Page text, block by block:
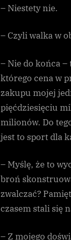
– Niestety nie.
– Czyli walka w
– Nie do końca
którego cena w
zakupu mojej
pięćdziesięciu
milionów. Do
jest to sport dla
– Myślę, że to
broń
zwalczać?
czasem stali się
– Z mojego